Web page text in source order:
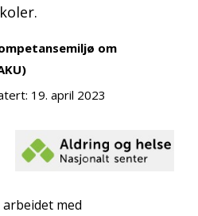
om
19. april 2023
med